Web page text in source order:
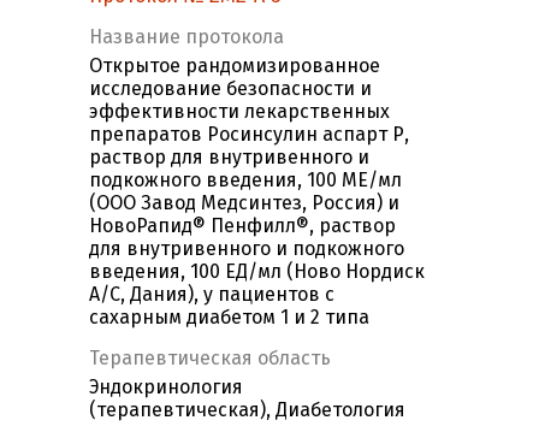
Название протокола
Открытое рандомизированное
исследование безопасности и
эффективности лекарственных
препаратов Росинсулин аспарт Р,
раствор для внутривенного и
подкожного введения, 100 МЕ/мл
(ООО Завод Медсинтез, Россия) и
НовоРапид® Пенфилл®, раствор
для внутривенного и подкожного
введения, 100 ЕД/мл (Ново Нордиск
А/С, Дания), у пациентов с
сахарным диабетом 1 и 2 типа
Терапевтическая область
Эндокринология
(терапевтическая), Диабетология